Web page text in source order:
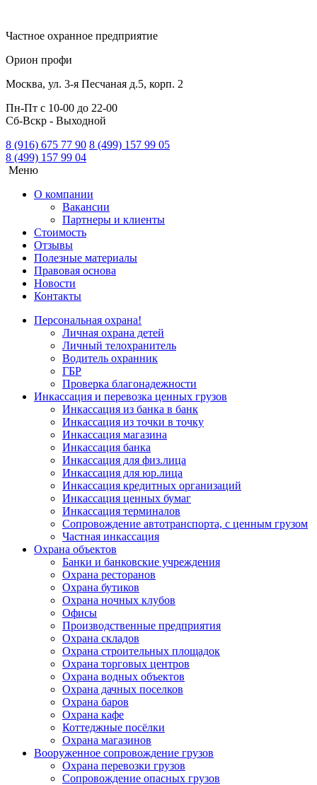
Частное охранное предприятие
Орион профи
Москва, ул. 3-я Песчаная д.5, корп. 2
Пн-Пт с 10-00 до 22-00
Сб-Вскр - Выходной
8 (916) 675 77 90 8 (499) 157 99 05
8 (499) 157 99 04
Меню
О компании
Вакансии
Партнеры и клиенты
Стоимость
Отзывы
Полезные материалы
Правовая основа
Новости
Контакты
Персональная охрана!
Личная охрана детей
Личный телохранитель
Водитель охранник
ГБР
Проверка благонадежности
Инкассация и перевозка ценных грузов
Инкассация из банка в банк
Инкассация из точки в точку
Инкассация магазина
Инкассация банка
Инкассация для физ.лица
Инкассация для юр.лица
Инкассация кредитных организаций
Инкассация ценных бумаг
Инкассация терминалов
Сопровождение автотранспорта, с ценным грузом
Частная инкассация
Охрана объектов
Банки и банковские учреждения
Охрана ресторанов
Охрана бутиков
Охрана ночных клубов
Офисы
Производственные предприятия
Охрана складов
Охрана строительных площадок
Охрана торговых центров
Охрана водных объектов
Охрана дачных поселков
Охрана баров
Охрана кафе
Коттеджные посёлки
Охрана магазинов
Вооруженное сопровождение грузов
Охрана перевозки грузов
Сопровождение опасных грузов